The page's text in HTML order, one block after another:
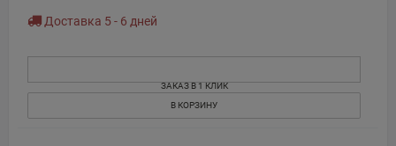
Доставка 5 - 6 дней
ЗАКАЗ В 1 КЛИК
В КОРЗИНУ